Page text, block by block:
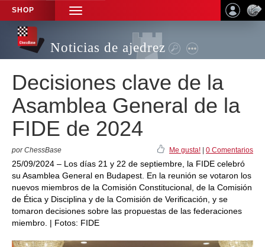
SHOP
TOGGLE
NAVIGATION
Noticias de ajedrez
Decisiones clave de la
Asamblea General de la
FIDE de 2024
por ChessBase Me gusta! 0 Comentarios
25/09/2024 – Los días 21 y 22 de septiembre, la FIDE celebró
su Asamblea General en Budapest. En la reunión se votaron los
nuevos miembros de la Comisión Constitucional, de la Comisión
de Ética y Disciplina y de la Comisión de Verificación, y se
tomaron decisiones sobre las propuestas de las federaciones
miembro. | Fotos: FIDE